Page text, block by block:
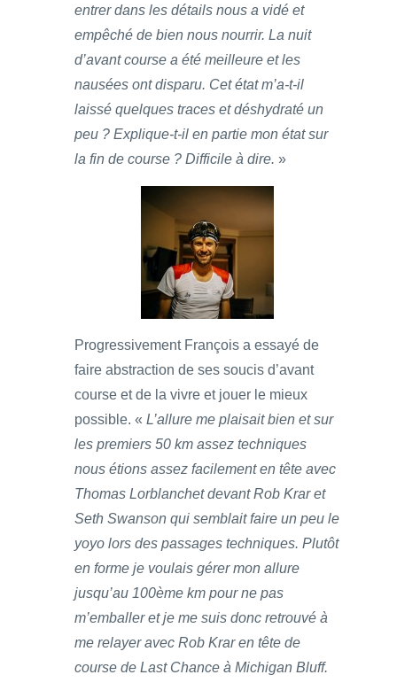
entrer dans les détails nous a vidé et
empêché de bien nous nourrir. La nuit
d’avant course a été meilleure et les
nausées ont disparu. Cet état m’a-t-il
laissé quelques traces et déshydraté un
peu ? Explique-t-il en partie mon état sur
la fin de course ? Difficile à dire. »
Progressivement François a essayé de
faire abstraction de ses soucis d’avant
course et de la vivre et jouer le mieux
possible. « L’allure me plaisait bien et sur
les premiers 50 km assez techniques
nous étions assez facilement en tête avec
Thomas Lorblanchet devant Rob Krar et
Seth Swanson qui semblait faire un peu le
yoyo lors des passages techniques. Plutôt
en forme je voulais gérer mon allure
jusqu’au 100ème km pour ne pas
m’emballer et je me suis donc retrouvé à
me relayer avec Rob Krar en tête de
course de Last Chance à Michigan Bluff.